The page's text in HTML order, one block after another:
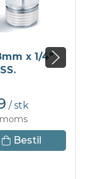
x 1/4"
/ stk
Bestil